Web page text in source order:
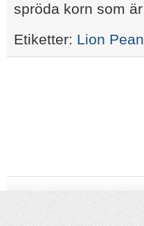
spröda korn som
Etiketter: Lion